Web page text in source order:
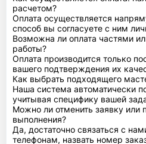
расчетом?
Оплата осуществляется
способ вы согласуете с ним
Возможна ли оплата частями
работы?
Оплата производится только
вашего подтверждения их
Как выбрать подходящего
Наша система автоматически
учитывая специфику вашей
Можно ли отменить заявку или
выполнения?
Да, достаточно связаться с
телефонам, назвать номер